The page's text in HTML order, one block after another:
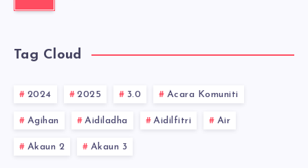
Tag Cloud
2024 2025 3.0 Acara Komuniti
Agihan Aidiladha Aidilfitri Air
Akaun 2 Akaun 3